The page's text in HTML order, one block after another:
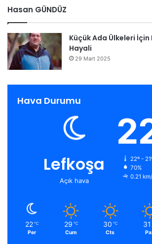
Hasan GÜNDÜZ
Küçük Ada Ülkeleri
Hayali
29 Mart 2025
Hava Durumu
Lefkoşa
Açık hava
22º -
70%
0.21
22 ℃
Per
29 ℃
Cum
30 ℃
Cts
31